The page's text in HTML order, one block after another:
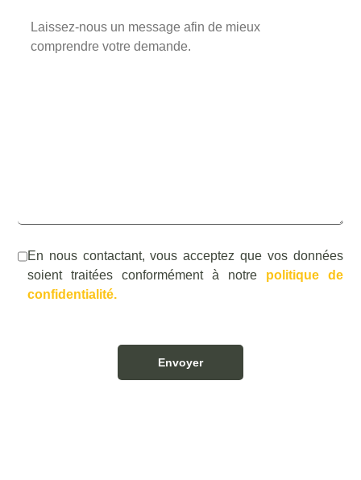
En nous contactant, vous acceptez que vos données
soient traitées conformément à notre politique de
confidentialité.
Envoyer